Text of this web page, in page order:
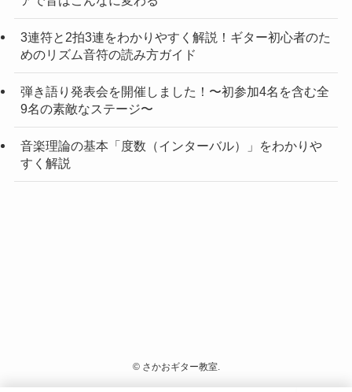
3連符と2拍3連をわかりやすく解説！ギター初心者のた
めのリズム音符の読み方ガイド
弾き語り発表会を開催しました！〜初参加4名を含む全
9名の素敵なステージ〜
音楽理論の基本「度数（インターバル）」をわかりや
すく解説
©さかおギター教室.